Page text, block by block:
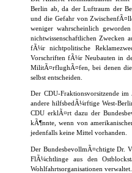
Berlin ab, da der Luftraum der
und die Gefahr von
weniger wahrscheinlich
nichtwissenschaftlichen Zwecken
fÃ¼r nichtpolitische
Vorschriften fÃ¼r Neubauten in
MilitÃ¤rflughÃ¤fen, bei denen
selbst entscheiden.
Der CDU-Fraktionsvorsitzende
andere hilfsbedÃ¼rftige West-
CDU erklÃ¤rt dazu der
kÃ¶nnte, wenn von
jedenfalls keine Mittel vorhanden.
Der BundesbevollmÃ¤chtigte Dr.
FlÃ¼chtlinge aus den
Wohlfahrtsorganisationen verwaltet.